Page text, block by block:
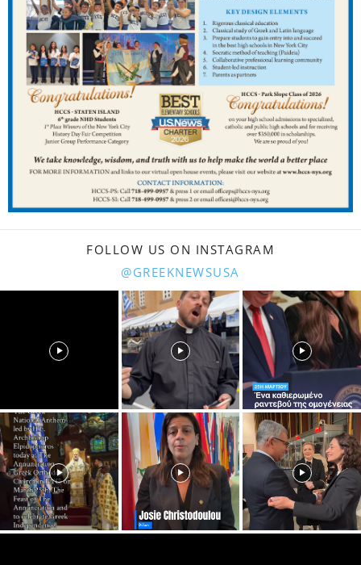
FOLLOW US ON INSTAGRAM
@GREEKNEWSUSA